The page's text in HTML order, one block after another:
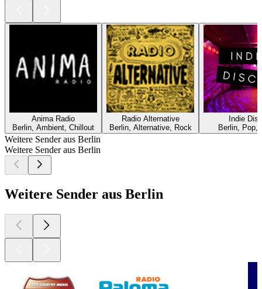
Anima Radio
Berlin, Ambient, Chillout
Radio Alternative
Berlin, Alternative, Rock
Indie
Berlin, Pop,
Weitere Sender aus Berlin
Weitere Sender aus Berlin
Weitere Sender aus Berlin